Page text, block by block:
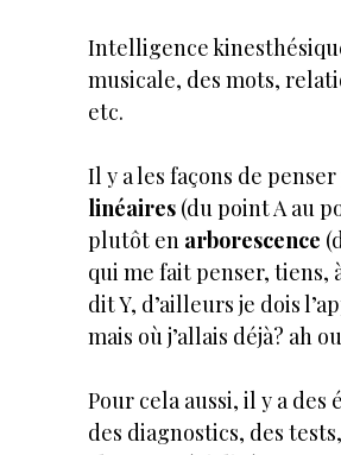
Intelligence
musicale, des mots,
etc.
Il y a les façons de
linéaires (du point A au
plutôt en arborescence
qui me fait penser, tiens,
dit Y, d’ailleurs je dois
mais où j’allais déjà? ah
Pour cela aussi, il y a des
des diagnostics, des